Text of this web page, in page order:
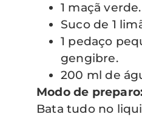
1 maçã verde.
Suco de 1
1 pedaço
gengibre.
200 ml de
Modo de
Bata tudo no